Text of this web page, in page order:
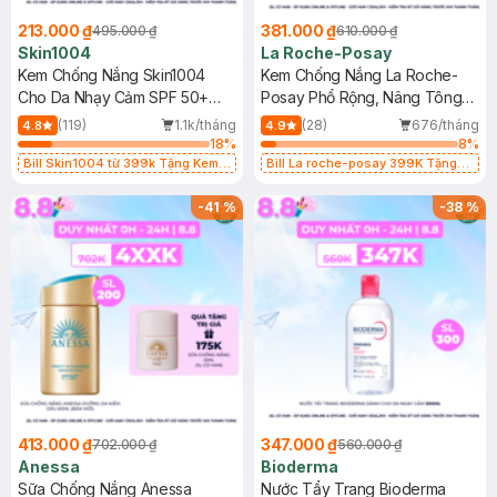
213.000 ₫495.000 ₫
Skin1004
Kem Chống Nắng Skin1004
Cho Da Nhạy Cảm SPF 50+
50ml
4.8 (119)
1.1k/tháng
18%
Bill Skin1004 từ 399k Tặng Kem
SPF 50+ 20ml (SL Có Hạn)
381.000 ₫610.000 ₫
La Roche-Posay
Kem Chống Nắng La Roche-
Posay Phổ Rộng, Nâng Tông
Kiềm Dầu 50ml
4.9 (28)
676/tháng
8%
Bill La roche-posay 399K Tặng
(SL có hạn)
-41%
413.000 ₫702.000 ₫
Anessa
Sữa Chống Nắng Anessa
-38%
347.000 ₫560.000 ₫
Bioderma
Nước Tẩy Trang Bioderma